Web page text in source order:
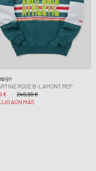
ROSE B-LAMONT REP
€
249,99 €
AÚN MÁS